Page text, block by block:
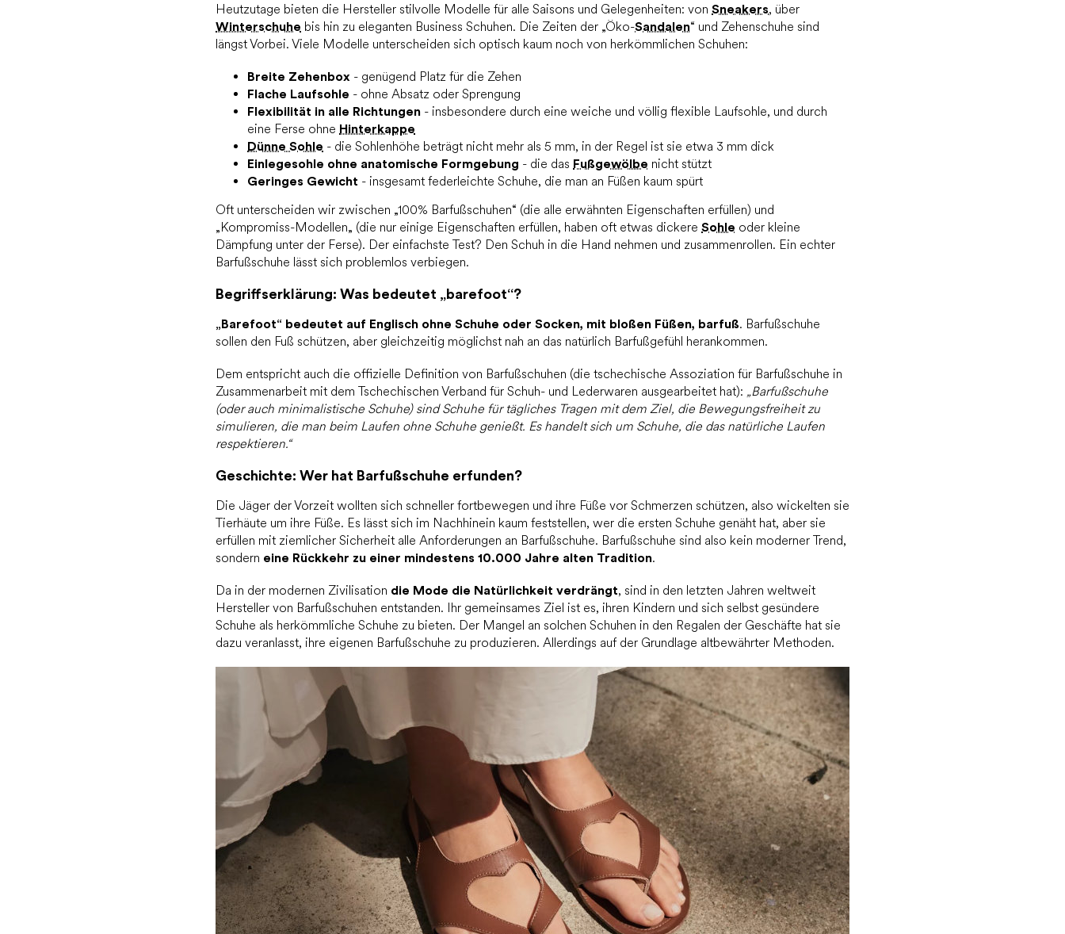
Heutzutage bieten die Hersteller stilvolle Modelle für alle Saisons und Gelegenheiten: von Sneakers, über
Winterschuhe bis hin zu eleganten Business Schuhen. Die Zeiten der „Öko-Sandalen“ und Zehenschuhe sind
längst Vorbei. Viele Modelle unterscheiden sich optisch kaum noch von herkömmlichen Schuhen:
Breite Zehenbox - genügend Platz für die Zehen
Flache Laufsohle - ohne Absatz oder Sprengung
Flexibilität in alle Richtungen - insbesondere durch eine weiche und völlig flexible Laufsohle, und durch
eine Ferse ohne Hinterkappe
Dünne Sohle - die Sohlenhöhe beträgt nicht mehr als 5 mm, in der Regel ist sie etwa 3 mm dick
Einlegesohle ohne anatomische Formgebung - die das Fußgewölbe nicht stützt
Geringes Gewicht - insgesamt federleichte Schuhe, die man an Füßen kaum spürt
Oft unterscheiden wir zwischen „100% Barfußschuhen“ (die alle erwähnten Eigenschaften erfüllen) und
„Kompromiss-Modellen„ (die nur einige Eigenschaften erfüllen, haben oft etwas dickere Sohle oder kleine
Dämpfung unter der Ferse). Der einfachste Test? Den Schuh in die Hand nehmen und zusammenrollen. Ein echter
Barfußschuhe lässt sich problemlos verbiegen.
Begriffserklärung: Was bedeutet „barefoot“?
„Barefoot“ bedeutet auf Englisch ohne Schuhe oder Socken, mit bloßen Füßen, barfuß. Barfußschuhe
sollen den Fuß schützen, aber gleichzeitig möglichst nah an das natürlich Barfußgefühl herankommen.
Dem entspricht auch die offizielle Definition von Barfußschuhen (die tschechische Assoziation für Barfußschuhe in
Zusammenarbeit mit dem Tschechischen Verband für Schuh- und Lederwaren ausgearbeitet hat): „Barfußschuhe
(oder auch minimalistische Schuhe) sind Schuhe für tägliches Tragen mit dem Ziel, die Bewegungsfreiheit zu
simulieren, die man beim Laufen ohne Schuhe genießt. Es handelt sich um Schuhe, die das natürliche Laufen
respektieren.“
Geschichte: Wer hat Barfußschuhe erfunden?
Die Jäger der Vorzeit wollten sich schneller fortbewegen und ihre Füße vor Schmerzen schützen, also wickelten sie
Tierhäute um ihre Füße. Es lässt sich im Nachhinein kaum feststellen, wer die ersten Schuhe genäht hat, aber sie
erfüllen mit ziemlicher Sicherheit alle Anforderungen an Barfußschuhe. Barfußschuhe sind also kein moderner Trend,
sondern eine Rückkehr zu einer mindestens 10.000 Jahre alten Tradition.
Da in der modernen Zivilisation die Mode die Natürlichkeit verdrängt, sind in den letzten Jahren weltweit
Hersteller von Barfußschuhen entstanden. Ihr gemeinsames Ziel ist es, ihren Kindern und sich selbst gesündere
Schuhe als herkömmliche Schuhe zu bieten. Der Mangel an solchen Schuhen in den Regalen der Geschäfte hat sie
dazu veranlasst, ihre eigenen Barfußschuhe zu produzieren. Allerdings auf der Grundlage altbewährter Methoden.